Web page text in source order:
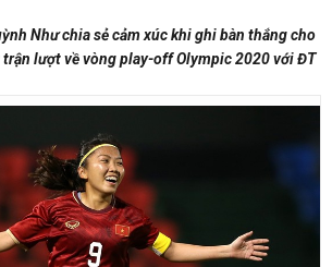
Như chia sẻ cảm xúc khi ghi bàn thắng cho
lượt về vòng play-off Olympic 2020 với ĐT